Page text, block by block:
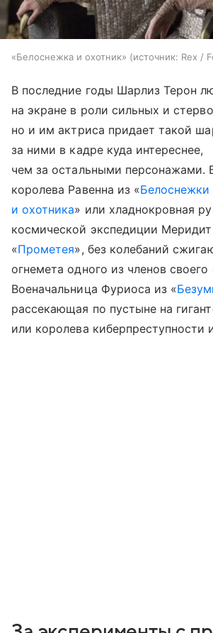
«Белоснежка и охотник» источник: Rex /
В последние годы Шарлиз Терон
на экране в роли сильных и
но и им актриса придает такой
за ними в кадре куда интереснее,
чем за остальными персонажами.
королева Равенна из «Белоснежки
и охотника» или хладнокровная
космической экспедиции
«Прометея», без колебаний
огнемета одного из членов
Военачальница Фуриоса из «
рассекающая по пустыне на
или королева киберпреступности